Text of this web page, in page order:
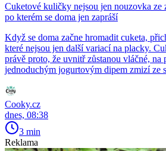
Cuketové kuličky nejsou jen nouzovka ze
po kterém se doma jen zapráší
Když se doma začne hromadit cuketa,
které nejsou jen další variací na placky.
právě proto, že uvnitř zůstanou vláčné, na
jednoduchým jogurtovým dipem zmizí ze
Cooky.cz
dnes, 08:38
3 min
Reklama